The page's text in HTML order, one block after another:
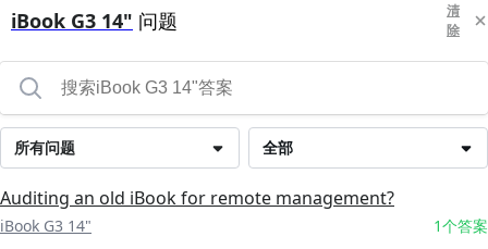
iBook G3 14" 问题
清
除
全部
所有问题
Auditing an old iBook for remote management?
iBook G3 14" 1个答案